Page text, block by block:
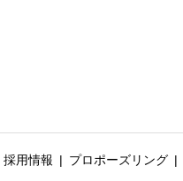
採用情報 プロポーズリング